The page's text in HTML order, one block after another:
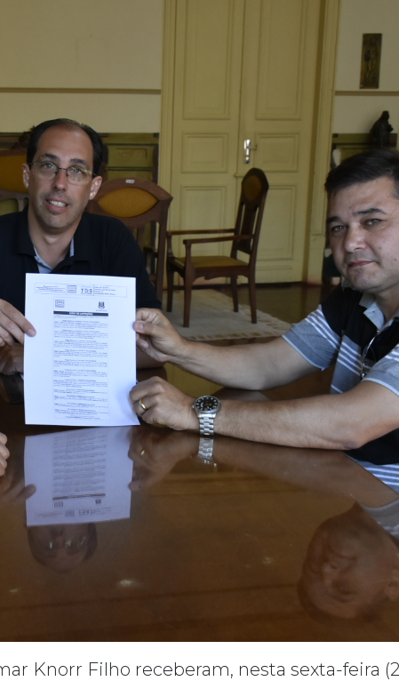
Knorr Filho receberam, nesta sexta-feira